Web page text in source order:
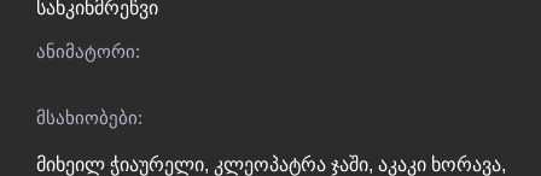
სახკინმრეწვი
ანიმატორი:
მსახიობები:
მიხეილ ჭიაურელი, კლეოპატრა ჯაში, აკაკი ხორავა,